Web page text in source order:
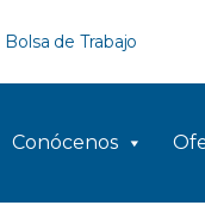
Bolsa de Trabajo
Conócenos